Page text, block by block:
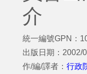
介
統一編號GPN：
出版日期：2002/
作/編/譯者： 行政